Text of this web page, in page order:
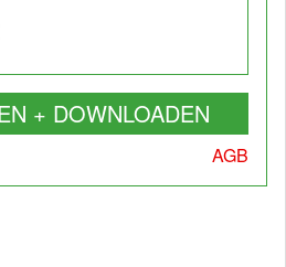
+ DOWNLOADEN
AGB